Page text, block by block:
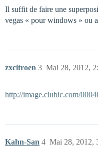
Il suffit de faire une
vegas « pour windows » ou
zxcitroen Mai 28, 2012,
3
http://image.clubic.com/
Kahn-San Mai 28, 2012,
4